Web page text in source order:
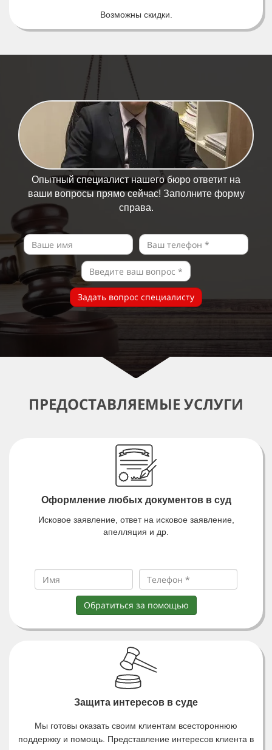
Возможны скидки.
Опытный специалист нашего бюро ответит на
ваши вопросы прямо сейчас! Заполните форму
справа.
Задать вопрос специалисту
ПРЕДОСТАВЛЯЕМЫЕ УСЛУГИ
Оформление любых документов в суд
Исковое заявление, ответ на исковое заявление,
апелляция и др.
Обратиться за помощью
Защита интересов в суде
Мы готовы оказать своим клиентам всестороннюю
поддержку и помощь. Представление интересов клиента в